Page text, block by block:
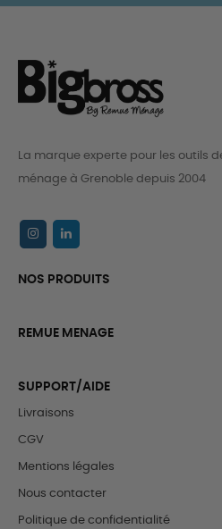
La marque experte pour les outils
ménage à Grenoble depuis 2004
NOS PRODUITS
REMUE MENAGE
SUPPORT/AIDE
Livraisons
CGV
Mentions légales
Nous contacter
Politique de confidentialité